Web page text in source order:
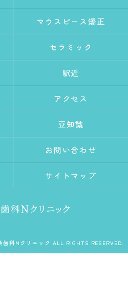
マウスピース矯正
セラミック
駅近
アクセス
豆知識
お問い合わせ
サイトマップ
科Nクリニック ALL RIGHTS RESERVED.